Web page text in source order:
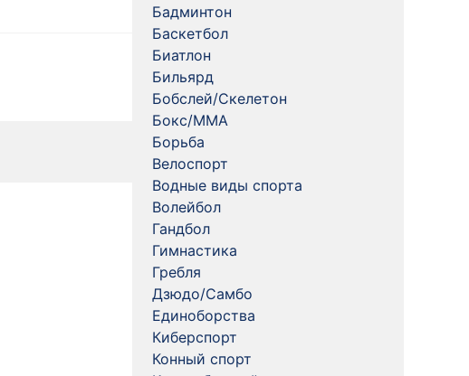
Бадминтон
Баскетбол
Биатлон
Бильярд
Бобслей/Скелетон
Бокс/MMA
Борьба
Велоспорт
Водные виды спорта
Волейбол
Гандбол
Гимнастика
Гребля
Дзюдо/Самбо
Единоборства
Киберспорт
Конный спорт